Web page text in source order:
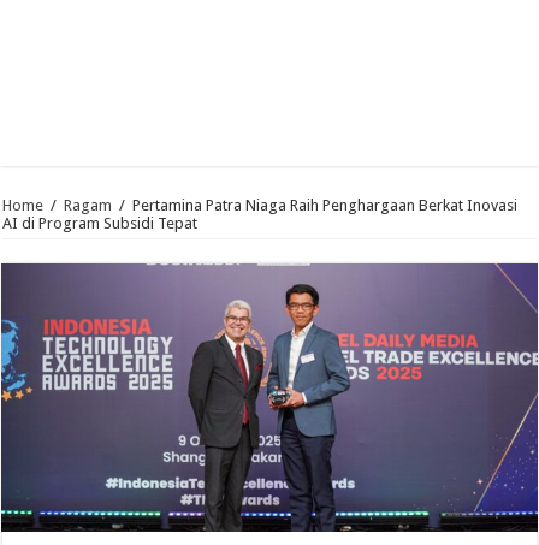
Home / Ragam / Pertamina Patra Niaga Raih Penghargaan Berkat Inovasi
AI di Program Subsidi Tepat